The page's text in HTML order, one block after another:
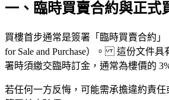
一、臨時買賣合約與正式
買樓首步通常是簽署「臨時買賣合約」
for Sale and Purchase）。 這份文件
署時須繳交臨時訂金，通常為樓價的
若任何一方反悔，可能需承擔違約責